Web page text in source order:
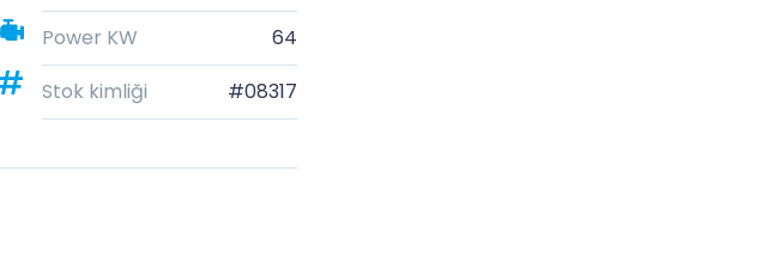
Power KW
64
Stok kimliği #08317